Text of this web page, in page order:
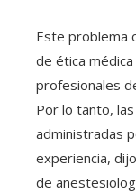
Este problema
de ética
profesionales
Por lo tanto,
administradas
experiencia,
de